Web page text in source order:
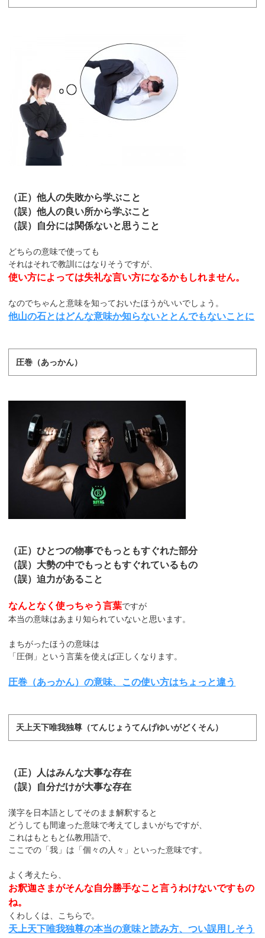
（正）他人の失敗から学ぶこと
（誤）他人の良い所から学ぶこと
（誤）自分には関係ないと思うこと
どちらの意味で使っても
それはそれで教訓にはなりそうですが、
使い方によっては失礼な言い方になるかもしれません。
なのでちゃんと意味を知っておいたほうがいいでしょう。
他山の石とはどんな意味か知らないととんでもないことに
圧巻（あっかん）
（正）ひとつの物事でもっともすぐれた部分
（誤）大勢の中でもっともすぐれているもの
（誤）迫力があること
なんとなく使っちゃう言葉ですが
本当の意味はあまり知られていないと思います。
まちがったほうの意味は
「圧倒」という言葉を使えば正しくなります。
圧巻（あっかん）の意味、この使い方はちょっと違う
天上天下唯我独尊（てんじょうてんげゆいがどくそん）
（正）人はみんな大事な存在
（誤）自分だけが大事な存在
漢字を日本語としてそのまま解釈すると
どうしても間違った意味で考えてしまいがちですが、
これはもともと仏教用語で、
ここでの「我」は「個々の人々」といった意味です。
よく考えたら、
お釈迦さまがそんな自分勝手なこと言うわけないですもの
ね。
くわしくは、こちらで。
天上天下唯我独尊の本当の意味と読み方、つい誤用しそう